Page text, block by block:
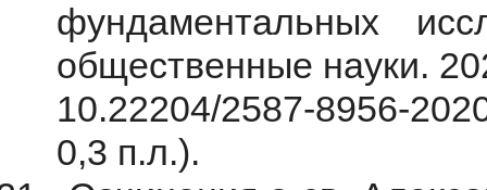
фундаментальных
общественные науки.
10.22204/2587-8956-
0,3 п.л.).